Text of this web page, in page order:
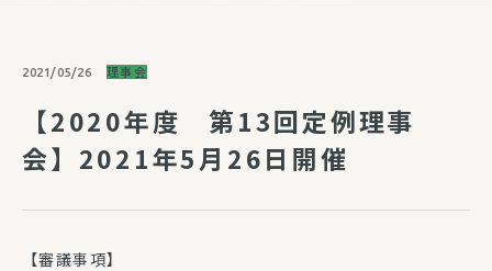
2021/05/26 理事会
【2020年度 第13回定例理事
会】2021年5月26日開催
【審議事項】